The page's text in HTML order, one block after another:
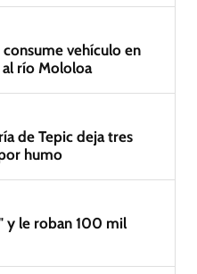
vehículo en
río Mololoa
de Tepic deja tres
humo
y le roban 100 mil